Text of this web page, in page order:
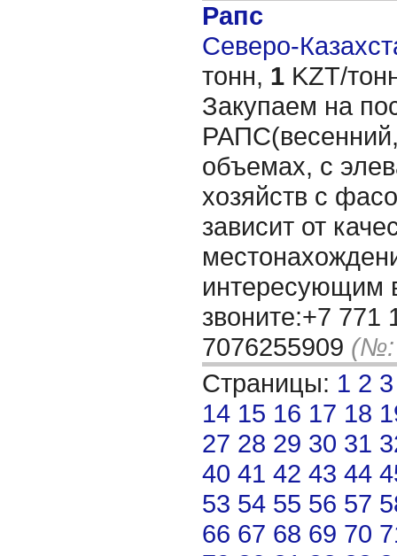
Рапс
Северо-
тонн, 1 KZT/
Закупаем на
объемах, с
хозяйств с
зависит от
интересующим
звоните:+7 771
7076255909 (№:
Страницы: 1 2 3
14 15 16 17 18
27 28 29 30 31
40 41 42 43 44
53 54 55 56 57
66 67 68 69 70